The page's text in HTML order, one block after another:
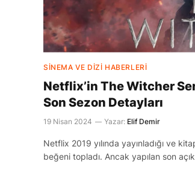
SINEMA VE DIZI HABERLERI
Netflix’in The Witcher
Son Sezon Detayları
19 Nisan 2024 Yazar: Elif Demir
Netflix 2019 yılında yayınladığı ve
beğeni topladı. Ancak yapılan son